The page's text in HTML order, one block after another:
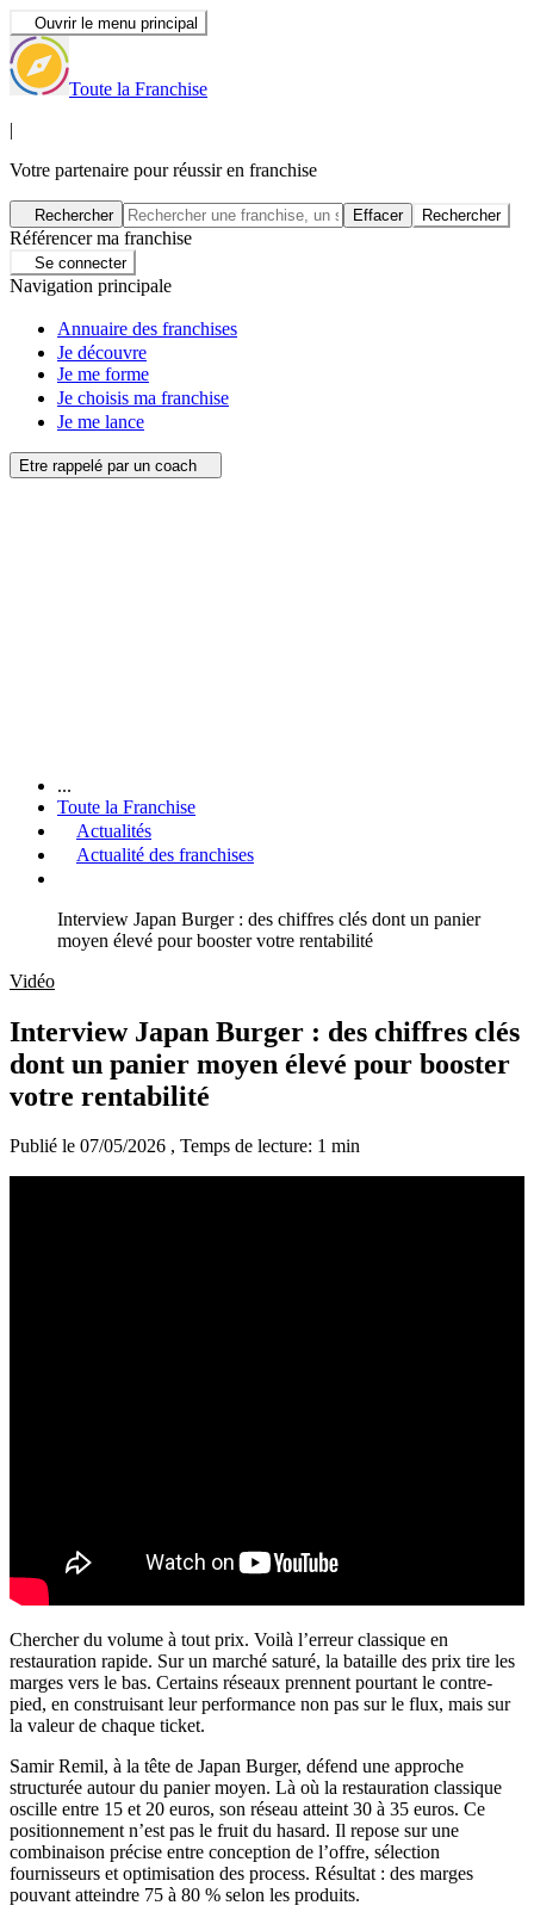
Ouvrir le menu principal
Toute la Franchise
|
Votre partenaire pour réussir en franchise
Rechercher Effacer Rechercher
Référencer ma franchise
Se connecter
Navigation principale
Annuaire des franchises
Je découvre
Je me forme
Je choisis ma franchise
Je me lance
Etre rappelé par un coach
...
Toute la Franchise
Actualités
Actualité des franchises
Interview Japan Burger : des chiffres clés dont un panier
moyen élevé pour booster votre rentabilité
Vidéo
Interview Japan Burger : des chiffres clés
dont un panier moyen élevé pour booster
votre rentabilité
Publié le 07/05/2026 , Temps de lecture: 1 min
Chercher du volume à tout prix. Voilà l’erreur classique en
restauration rapide. Sur un marché saturé, la bataille des prix tire les
marges vers le bas. Certains réseaux prennent pourtant le contre-
pied, en construisant leur performance non pas sur le flux, mais sur
la valeur de chaque ticket.
Samir Remil, à la tête de Japan Burger, défend une approche
structurée autour du panier moyen. Là où la restauration classique
oscille entre 15 et 20 euros, son réseau atteint 30 à 35 euros. Ce
positionnement n’est pas le fruit du hasard. Il repose sur une
combinaison précise entre conception de l’offre, sélection
fournisseurs et optimisation des process. Résultat : des marges
pouvant atteindre 75 à 80 % selon les produits.